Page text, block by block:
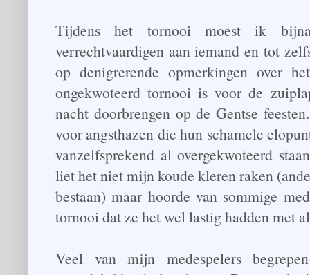
Tijdens het tornooi moest ik
verrechtvaardigen aan iemand en tot
op denigrerende opmerkingen over
ongekwoteerd tornooi is voor de
nacht doorbrengen op de Gentse
voor angsthazen die hun schamele
vanzelfsprekend al overgekwoteerd
liet het niet mijn koude kleren raken
bestaan) maar hoorde van sommige
tornooi dat ze het wel lastig hadden met
Veel van mijn medespelers